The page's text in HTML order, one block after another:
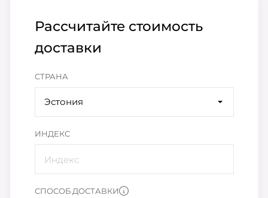
Рассчитайте стоимость
доставки
СТРАНА
Эстония
ИНДЕКС
СПОСОБ ДОСТАВКИ